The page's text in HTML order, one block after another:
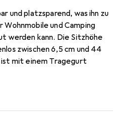
und platzsparend, was ihn zu
und Camping
werden kann. Die Sitzhöhe
zwischen 6,5 cm und 44
mit einem Tragegurt